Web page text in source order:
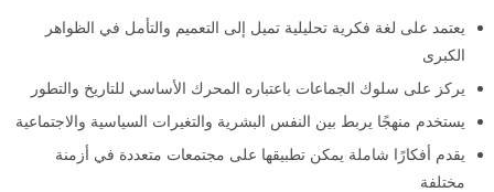
يعتمد على لغة فكرية تحليلية تميل إلى التعميم والتأمل في الظواهر
الكبرى
يركز على سلوك الجماعات باعتباره المحرك الأساسي للتاريخ والتطور
يستخدم منهجًا يربط بين النفس البشرية والتغيرات السياسية والاجتماعية
يقدم أفكارًا شاملة يمكن تطبيقها على مجتمعات متعددة في أزمنة
مختلفة